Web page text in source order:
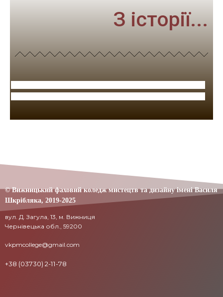
З історії...
© Вижницький фаховий коледж мистецтв та дизайну імені Василя
Шкрібляка, 2019-2025
вул. Д. Загула, 13, м. Вижниця
Чернівецька обл., 59200
vkpmcollege@gmail.com
+38 (03730) 2-11-78